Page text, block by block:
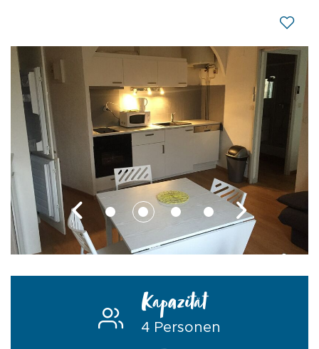
Kapazität
4 Personen